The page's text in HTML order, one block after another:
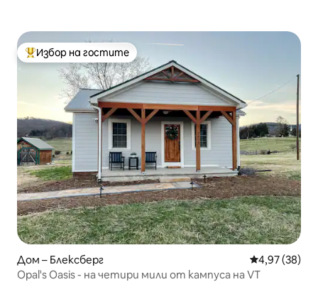
Най-популярен избор на гостите
Избор на гостите
Дом – Блексберг Средна
4,97 (38)
Opal's Oasis - на четири мили от кампуса на VT